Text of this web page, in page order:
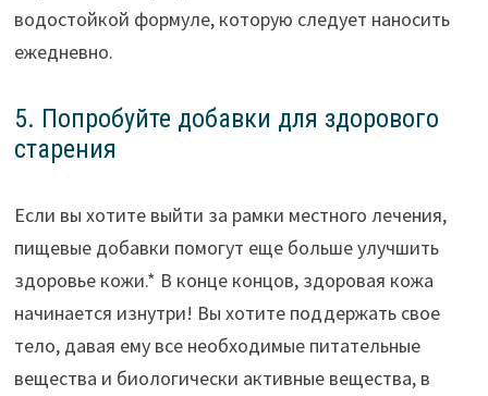
водостойкой формуле, которую следует наносить
ежедневно.
5. Попробуйте добавки для здорового
старения
Если вы хотите выйти за рамки местного лечения,
пищевые добавки помогут еще больше улучшить
здоровье кожи.* В конце концов, здоровая кожа
начинается изнутри! Вы хотите поддержать свое
тело, давая ему все необходимые питательные
вещества и биологически активные вещества, в